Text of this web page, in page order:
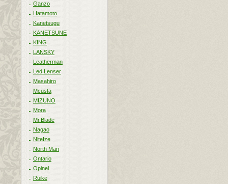
Ganzo
Hatamoto
Kanetsugu
KANETSUNE
KING
LANSKY
Leatherman
Led Lenser
Masahiro
Mcusta
MIZUNO
Mora
Mr.Blade
Nagao
NiteIze
North Man
Ontario
Opinel
Ruike